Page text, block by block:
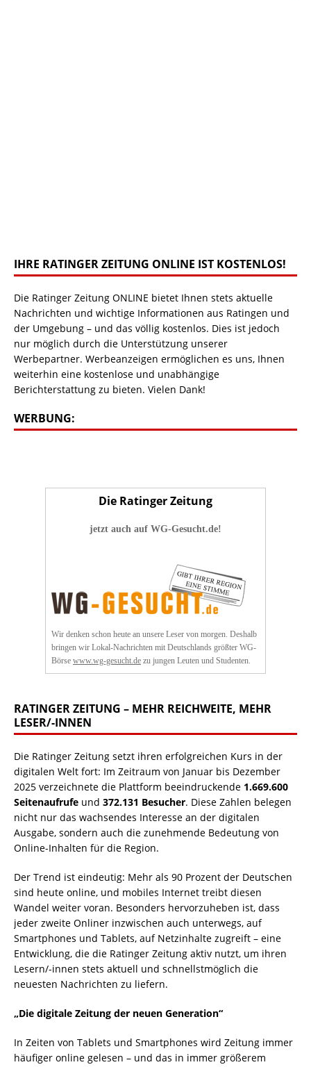
IHRE RATINGER ZEITUNG ONLINE IST KOSTENLOS!
Die Ratinger Zeitung ONLINE bietet Ihnen stets aktuelle
Nachrichten und wichtige Informationen aus Ratingen und
der Umgebung – und das völlig kostenlos. Dies ist jedoch
nur möglich durch die Unterstützung unserer
Werbepartner. Werbeanzeigen ermöglichen es uns, Ihnen
weiterhin eine kostenlose und unabhängige
Berichterstattung zu bieten. Vielen Dank!
WERBUNG:
Die Ratinger Zeitung
jetzt auch auf WG-Gesucht.de!
Wir denken schon heute an unsere Leser von morgen. Deshalb
bringen wir Lokal-Nachrichten mit Deutschlands größter WG-
Börse www.wg-gesucht.de zu jungen Leuten und Studenten.
RATINGER ZEITUNG – MEHR REICHWEITE, MEHR
LESER/-INNEN
Die Ratinger Zeitung setzt ihren erfolgreichen Kurs in der
digitalen Welt fort: Im Zeitraum von Januar bis Dezember
2025 verzeichnete die Plattform beeindruckende 1.669.600
Seitenaufrufe und 372.131 Besucher. Diese Zahlen belegen
nicht nur das wachsendes Interesse an der digitalen
Ausgabe, sondern auch die zunehmende Bedeutung von
Online-Inhalten für die Region.
Der Trend ist eindeutig: Mehr als 90 Prozent der Deutschen
sind heute online, und mobiles Internet treibt diesen
Wandel weiter voran. Besonders hervorzuheben ist, dass
jeder zweite Onliner inzwischen auch unterwegs, auf
Smartphones und Tablets, auf Netzinhalte zugreift – eine
Entwicklung, die die Ratinger Zeitung aktiv nutzt, um ihren
Lesern/-innen stets aktuell und schnellstmöglich die
neuesten Nachrichten zu liefern.
„Die digitale Zeitung der neuen Generation“
In Zeiten von Tablets und Smartphones wird Zeitung immer
häufiger online gelesen – und das in immer größerem